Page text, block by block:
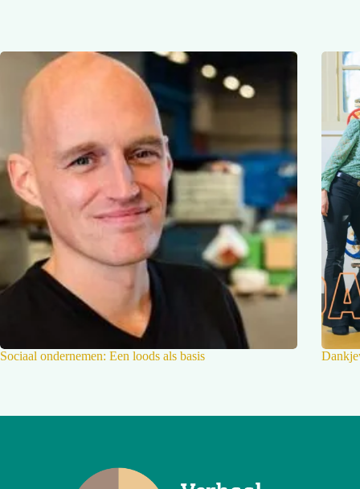
Sociaal ondernemen: Een loods als basis